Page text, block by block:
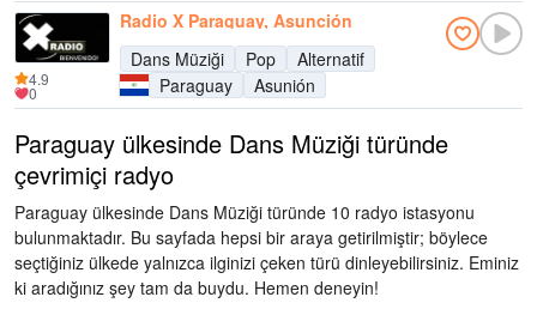
Radio X Paraguay, Asunción
Dans Müziği
Pop
Alternatif
Paraguay
Asunión
4.9
0
Paraguay ülkesinde Dans Müziği türünde
çevrimiçi radyo
Paraguay ülkesinde Dans Müziği türünde 10 radyo istasyonu
bulunmaktadır. Bu sayfada hepsi bir araya getirilmiştir; böylece
seçtiğiniz ülkede yalnızca ilginizi çeken türü dinleyebilirsiniz. Eminiz
ki aradığınız şey tam da buydu. Hemen deneyin!